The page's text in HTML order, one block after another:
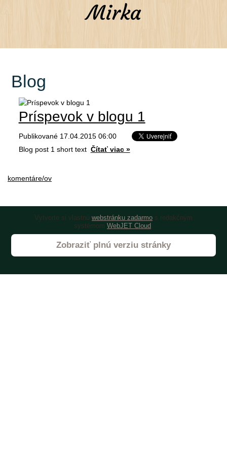
Mirka
Blog
Príspevok v blogu 1
Publikované 17.04.2015 06:00
Blog post 1 short text Čítať viac »
komentáre/ov
Vytvorte si vlastnú webstránku zadarmo s redakčným
systémom WebJET Cloud.
Zobraziť plnú verziu stránky